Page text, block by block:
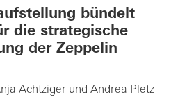
bündelt
die strategische
der Zeppelin
Achtziger und Andrea Pletz